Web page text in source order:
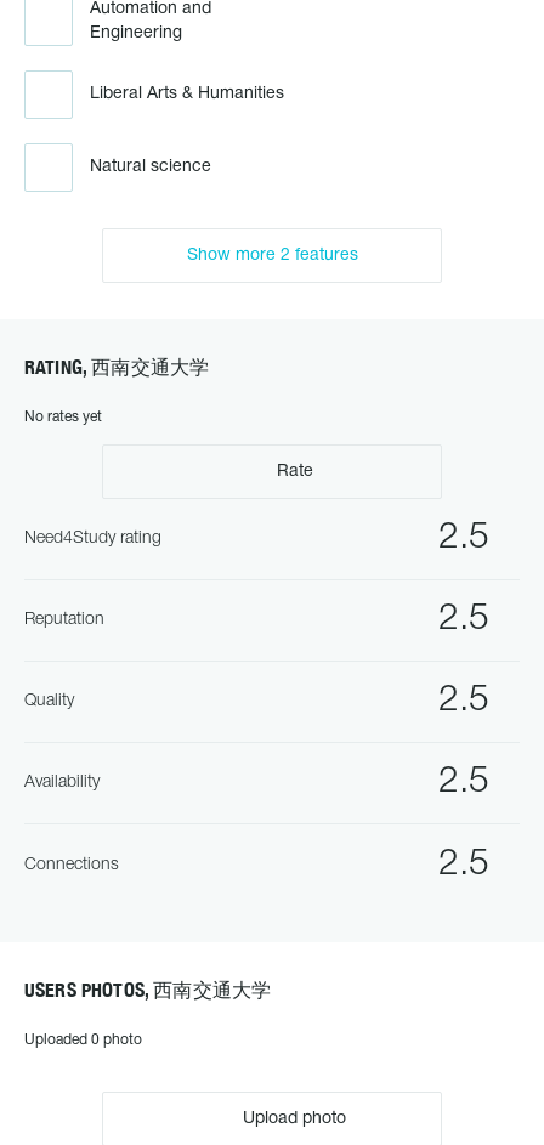
Automation and
Engineering
Liberal Arts & Humanities
Natural science
Show more 2 features
RATING, 西南交通大学
No rates yet
Rate
2.5
Need4Study rating
2.5
Reputation
2.5
Quality
2.5
Availability
2.5
Connections
USERS PHOTOS, 西南交通大学
Uploaded 0 photo
Upload photo